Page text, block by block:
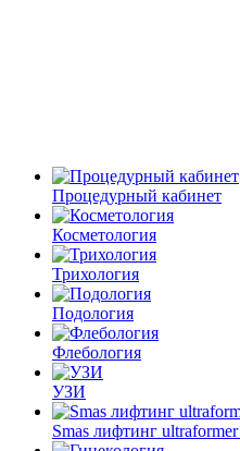
Процедурный кабинет
Косметология
Трихология
Подология
Флебология
УЗИ
Smas лифтинг